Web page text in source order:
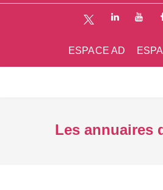
ESPACE AD
Les annuaires